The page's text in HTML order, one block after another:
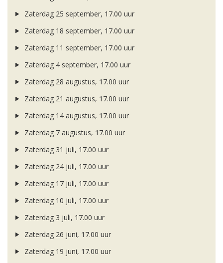
Zaterdag 25 september, 17.00 uur
Zaterdag 18 september, 17.00 uur
Zaterdag 11 september, 17.00 uur
Zaterdag 4 september, 17.00 uur
Zaterdag 28 augustus, 17.00 uur
Zaterdag 21 augustus, 17.00 uur
Zaterdag 14 augustus, 17.00 uur
Zaterdag 7 augustus, 17.00 uur
Zaterdag 31 juli, 17.00 uur
Zaterdag 24 juli, 17.00 uur
Zaterdag 17 juli, 17.00 uur
Zaterdag 10 juli, 17.00 uur
Zaterdag 3 juli, 17.00 uur
Zaterdag 26 juni, 17.00 uur
Zaterdag 19 juni, 17.00 uur